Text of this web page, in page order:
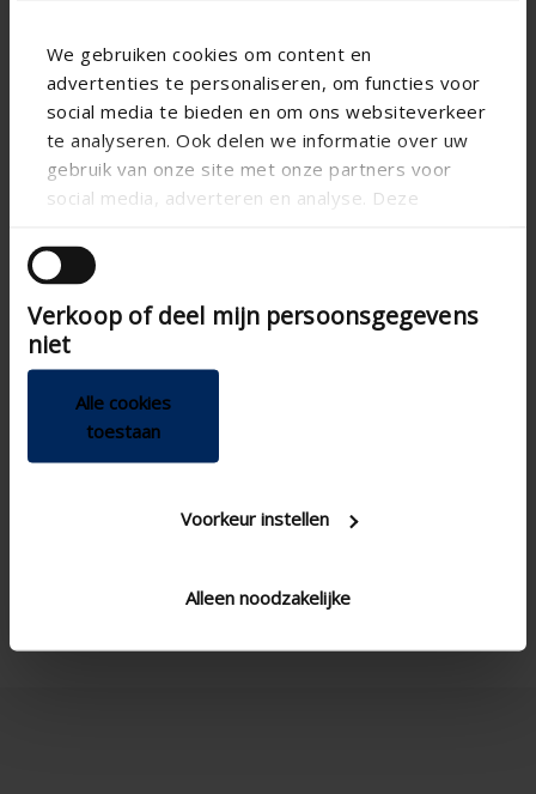
We gebruiken cookies om content en
advertenties te personaliseren, om functies voor
social media te bieden en om ons websiteverkeer
te analyseren. Ook delen we informatie over uw
gebruik van onze site met onze partners voor
social media, adverteren en analyse. Deze
andere informatie die u aan ze heeft verstrekt of
die ze hebben verzameld op basis van uw gebruik
van hun services.
Verkoop of deel mijn persoonsgegevens
niet
Alle cookies
toestaan
Voorkeur instellen
Alleen noodzakelijke